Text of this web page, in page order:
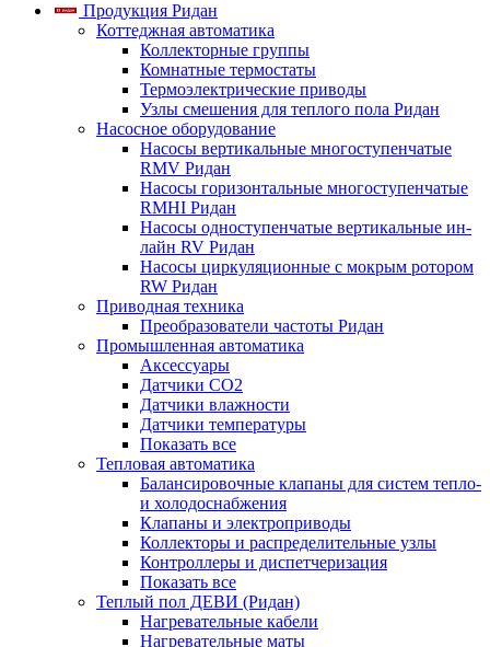
Продукция Ридан
Коттеджная автоматика
Коллекторные группы
Комнатные термостаты
Термоэлектрические приводы
Узлы смешения для теплого пола Ридан
Насосное оборудование
Насосы вертикальные многоступенчатые
RMV Ридан
Насосы горизонтальные многоступенчатые
RMHI Ридан
Насосы одноступенчатые вертикальные ин-
лайн RV Ридан
Насосы циркуляционные с мокрым ротором
RW Ридан
Приводная техника
Преобразователи частоты Ридан
Промышленная автоматика
Аксессуары
Датчики CO2
Датчики влажности
Датчики температуры
Показать все
Тепловая автоматика
Балансировочные клапаны для систем тепло-
и холодоснабжения
Клапаны и электроприводы
Коллекторы и распределительные узлы
Контроллеры и диспетчеризация
Показать все
Теплый пол ДЕВИ (Ридан)
Нагревательные кабели
Нагревательные маты